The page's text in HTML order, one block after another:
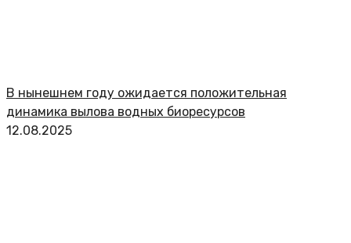
В нынешнем году ожидается положительная
динамика вылова водных биоресурсов
12.08.2025